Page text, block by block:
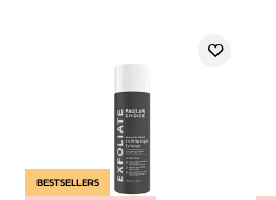
BESTSELLERS